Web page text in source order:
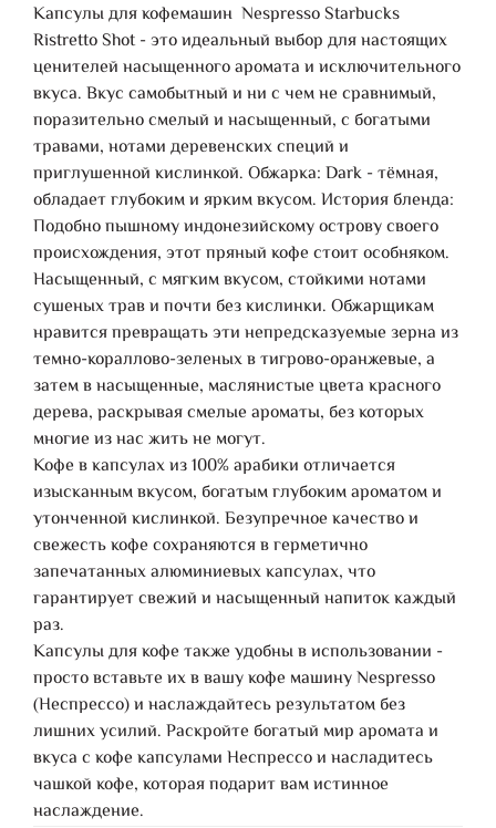
Капсулы для кофемашин Nespresso Starbucks
Ristretto Shot - это идеальный выбор для настоящих
ценителей насыщенного аромата и исключительного
вкуса. Вкус самобытный и ни с чем не сравнимый,
поразительно смелый и насыщенный, с богатыми
травами, нотами деревенских специй и
приглушенной кислинкой. Обжарка: Dark - тёмная,
обладает глубоким и ярким вкусом. История бленда:
Подобно пышному индонезийскому острову своего
происхождения, этот пряный кофе стоит особняком.
Насыщенный, с мягким вкусом, стойкими нотами
сушеных трав и почти без кислинки. Обжарщикам
нравится превращать эти непредсказуемые зерна из
темно-кораллово-зеленых в тигрово-оранжевые, а
затем в насыщенные, маслянистые цвета красного
дерева, раскрывая смелые ароматы, без которых
многие из нас жить не могут.
Кофе в капсулах из 100% арабики отличается
изысканным вкусом, богатым глубоким ароматом и
утонченной кислинкой. Безупречное качество и
свежесть кофе сохраняются в герметично
запечатанных алюминиевых капсулах, что
гарантирует свежий и насыщенный напиток каждый
раз.
Капсулы для кофе также удобны в использовании -
просто вставьте их в вашу кофе машину Nespresso
(Неспрессо) и наслаждайтесь результатом без
лишних усилий. Раскройте богатый мир аромата и
вкуса с кофе капсулами Неспрессо и насладитесь
чашкой кофе, которая подарит вам истинное
наслаждение.